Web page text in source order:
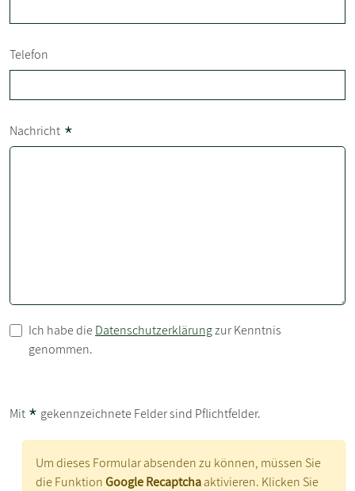
Telefon
Nachricht *
Ich habe dieDatenschutzerklärungzur Kenntnis
genommen.
Mit * gekennzeichnete Felder sind Pflichtfelder.
Um dieses Formular absenden zu können, müssen Sie
die FunktionGoogle Recaptchaaktivieren. Klicken Sie